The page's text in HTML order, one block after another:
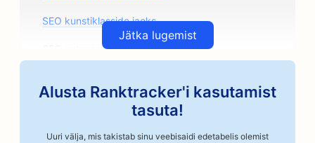
SEO kunstiklasside jaoks
SEO autoosade kauplustele
SEO autoremonditöökodadele
SEO autoettevõtetele
Jätka lugemist
Alusta Ranktracker'i kasutamist
tasuta!
Uuri välja, mis takistab sinu veebisaidi edetabelis olemist